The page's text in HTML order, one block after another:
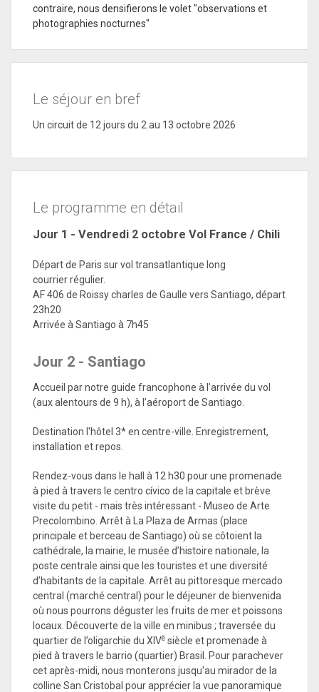
contraire, nous densifierons le volet "observations et
photographies nocturnes"
Le séjour en bref
Un circuit de 12 jours du 2 au 13 octobre 2026
Le programme en détail
Jour 1 - Vendredi 2 octobre Vol France / Chili
Départ de Paris sur vol transatlantique long
courrierrégulier.
AF 406 de Roissy charles de Gaulle vers Santiago, départ
23h20
Arrivée à Santiago à 7h45
Jour 2 - Santiago
Accueil par notre guide francophone à l’arrivée du vol
(aux alentours de 9 h), à l’aéroport de Santiago.
Destination l'hôtel 3* en centre-ville. Enregistrement,
installation et repos.
Rendez-vous dans le hall à 12 h30 pour une promenade
à pied à travers le centro cívico de la capitale et brève
visite du petit - mais très intéressant - Museo de Arte
Precolombino. Arrêt à La Plaza de Armas (place
principale et berceau de Santiago) où se côtoient la
cathédrale, la mairie, le musée d’histoire nationale, la
poste centrale ainsi que les touristes et une diversité
d’habitants de la capitale. Arrêt au pittoresque mercado
central (marché central) pour le déjeuner de bienvenida
où nous pourrons déguster les fruits de mer et poissons
locaux. Découverte de la ville en minibus ; traversée du
quartier de l’oligarchie du XIVè siècle et promenade à
pied à travers le barrio (quartier) Brasil. Pour parachever
cet après-midi, nous monterons jusqu'au mirador de la
colline San Cristobal pour apprécier la vue panoramique